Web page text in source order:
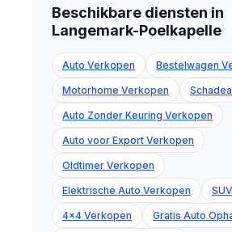
Beschikbare diensten in
Langemark-Poelkapelle
Auto Verkopen Bestelwagen
Motorhome Verkopen
Auto Zonder Keuring Verkopen
Auto voor Export Verkopen
Oldtimer Verkopen
Elektrische Auto Verkopen
4x4 Verkopen Gratis Auto